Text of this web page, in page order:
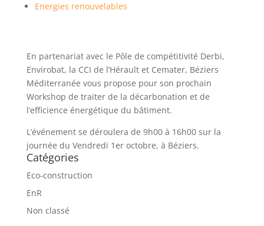
Energies renouvelables
En partenariat avec le Pôle de compétitivité Derbi,
Envirobat, la CCI de l’Hérault et Cemater, Béziers
Méditerranée vous propose pour son prochain
Workshop de traiter de la décarbonation et de
l’efficience énergétique du bâtiment.
L’événement se déroulera de 9h00 à 16h00 sur la
journée du Vendredi 1er octobre, à Béziers.
Catégories
Eco-construction
EnR
Non classé